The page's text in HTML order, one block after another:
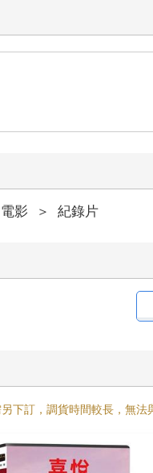
影 ＞ 紀錄片
下訂，調貨時間較長，無法